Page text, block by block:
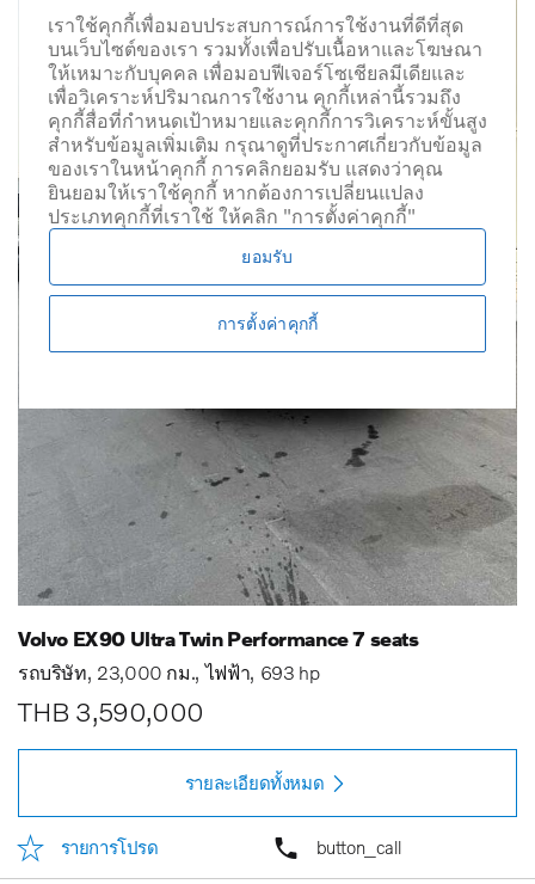
Volvo EX90 Ultra Twin Performance 7 seats
รถบริษัท 23,000 กม. ไฟฟ้า 693 hp
THB 3,590,000
รายละเอียดทั้งหมด
รายการโปรด button_call
เราใช้คุกกี้เพื่อมอบประสบการณ์การใช้งานที่ดีที่สุด
บนเว็บไซต์ของเรา รวมทั้งเพื่อปรับเนื้อหาและโฆษณา
ให้เหมาะกับบุคคล เพื่อมอบฟีเจอร์โซเชียลมีเดียและ
เพื่อวิเคราะห์ปริมาณการใช้งาน คุกกี้เหล่านี้รวมถึง
คุกกี้สื่อที่กำหนดเป้าหมายและคุกกี้การวิเคราะห์ขั้นสูง
สำหรับข้อมูลเพิ่มเติม กรุณาดูที่ประกาศเกี่ยวกับข้อมูล
ของเราในหน้าคุกกี้ การคลิกยอมรับ แสดงว่าคุณ
ยินยอมให้เราใช้คุกกี้ หากต้องการเปลี่ยนแปลง
ประเภทคุกกี้ที่เราใช้ ให้คลิก "การตั้งค่าคุกกี้"
ยอมรับ
การตั้งค่าคุกกี้